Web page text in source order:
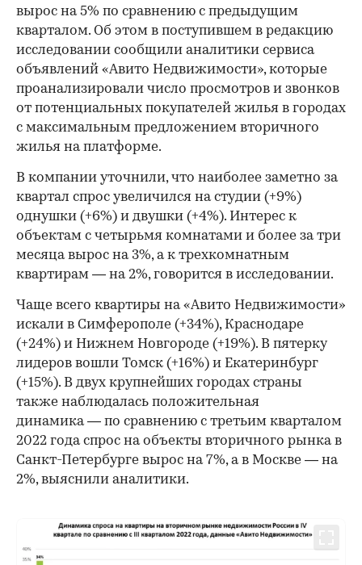
вырос на 5% по сравнению с предыдущим
кварталом. Об этом в поступившем в редакцию
исследовании сообщили аналитики сервиса
объявлений «Авито Недвижимости», которые
проанализировали число просмотров и звонков
от потенциальных покупателей жилья в городах
с максимальным предложением вторичного
жилья на платформе.
В компании уточнили, что наиболее заметно за
квартал спрос увеличился на студии (+9%)
однушки (+6%) и двушки (+4%). Интерес к
объектам с четырьмя комнатами и более за три
месяца вырос на 3%, а к трехкомнатным
квартирам — на 2%, говорится в исследовании.
Чаще всего квартиры на «Авито Недвижимости»
искали в Симферополе (+34%), Краснодаре
(+24%) и Нижнем Новгороде (+19%). В пятерку
лидеров вошли Томск (+16%) и Екатеринбург
(+15%). В двух крупнейших городах страны
также наблюдалась положительная
динамика — по сравнению с третьим кварталом
2022 года спрос на объекты вторичного рынка в
Санкт-Петербурге вырос на 7%, а в Москве — на
2%, выяснили аналитики.